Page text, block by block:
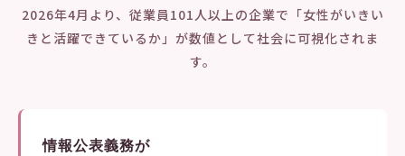
2026年4月より、従業員101人以上の企業で「女性がいきい
きと活躍できているか」が数値として社会に可視化されま
す。
情報公表義務が